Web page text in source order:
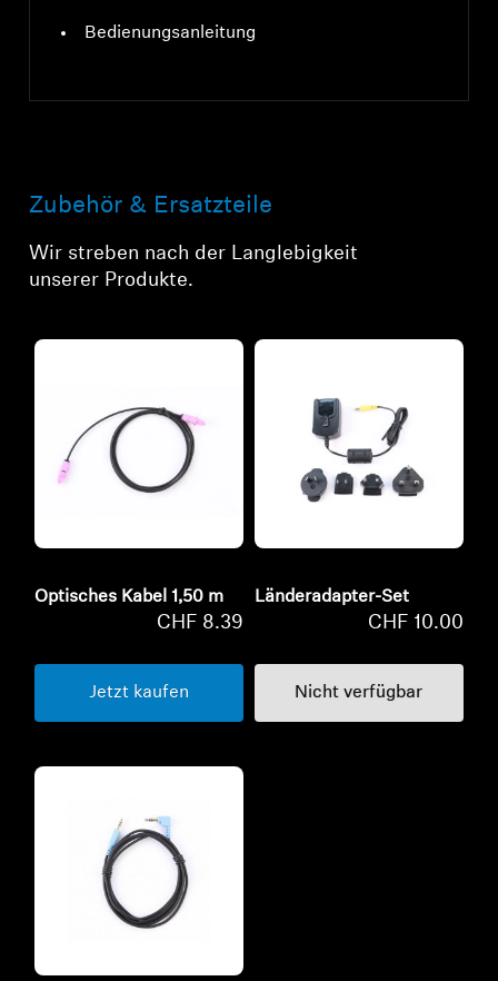
Bedienungsanleitung
Zubehör & Ersatzteile
Wir streben nach der Langlebigkeit
unserer Produkte.
Optisches Kabel 1,50 m
CHF 8.39
Jetzt kaufen
Länderadapter-Set
CHF 10.00
Nicht verfügbar